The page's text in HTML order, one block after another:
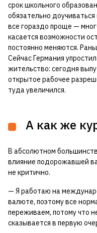
срок школьного
обязательно
все гораздо проще —
касается возможности
постоянно меняются.
Сейчас Германия
жительство: сегодня
открытое рабочее
туда увеличился.
А как же
В абсолютном
влияние подорожавшей
не критично.
— Я работаю на
валюте, поэтому все
переживаем, потому что
сказывается в первую